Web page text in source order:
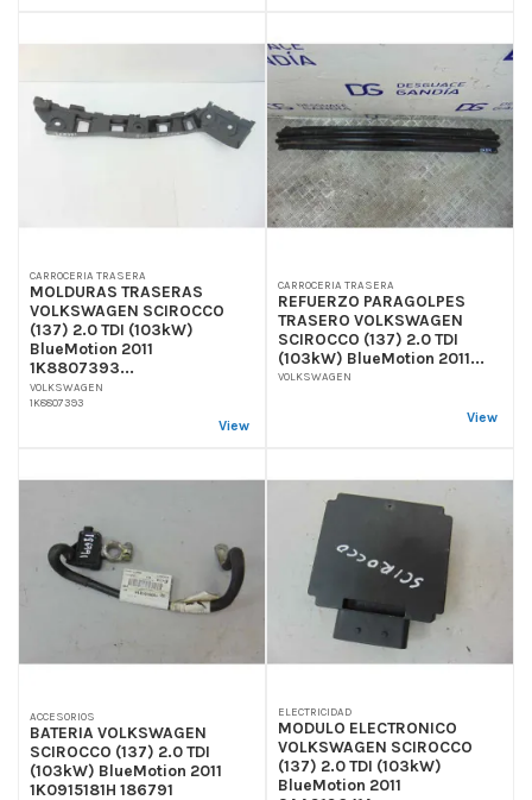
CARROCERIA TRASERA
MOLDURAS TRASERAS
VOLKSWAGEN SCIROCCO
(137) 2.0 TDI (103kW)
BlueMotion 2011
1K8807393...
VOLKSWAGEN
1K8807393
View
CARROCERIA TRASERA
REFUERZO PARAGOLPES
TRASERO VOLKSWAGEN
SCIROCCO (137) 2.0 TDI
(103kW) BlueMotion 2011...
VOLKSWAGEN
View
ACCESORIOS
BATERIA VOLKSWAGEN
SCIROCCO (137) 2.0 TDI
(103kW) BlueMotion 2011
1K0915181H 186791
ELECTRICIDAD
MODULO ELECTRONICO
VOLKSWAGEN SCIROCCO
(137) 2.0 TDI (103kW)
BlueMotion 2011